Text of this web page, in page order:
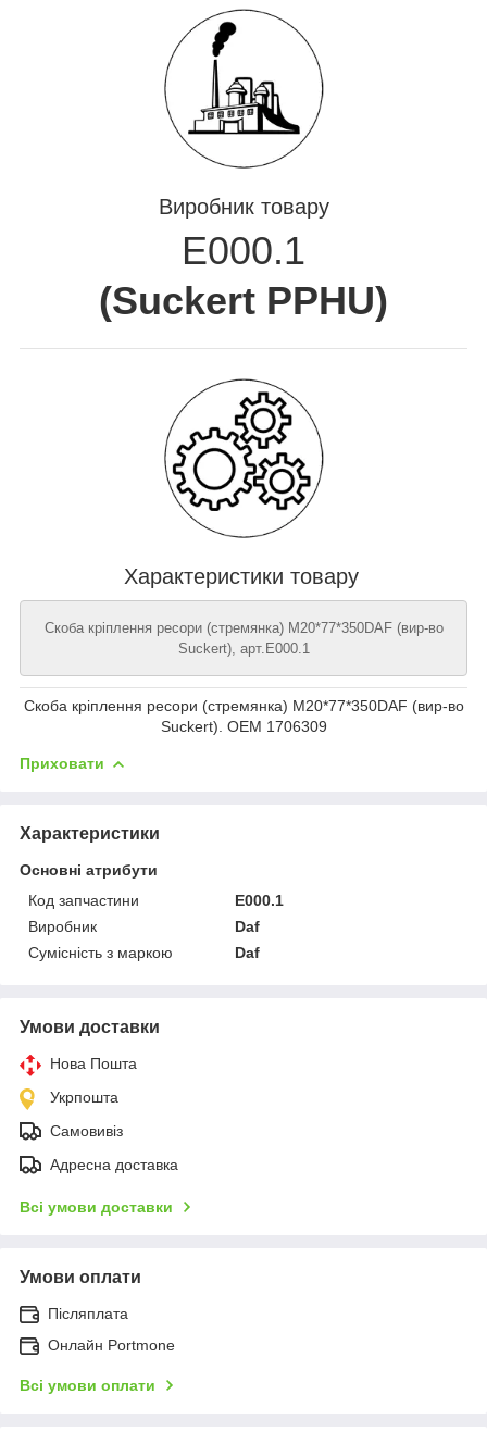
Виробник товару
E000.1
(Suckert PPHU)
Характеристики товару
Скоба кріплення ресори (стремянка) М20*77*350DAF (вир-во
Suckert), арт.E000.1
Скоба кріплення ресори (стремянка) М20*77*350DAF (вир-во
Suckert). OEM 1706309
Приховати
Характеристики
Основні атрибути
Код запчастини
E000.1
Виробник
Daf
Сумісність з маркою
Daf
Умови доставки
Нова Пошта
Укрпошта
Самовивіз
Адресна доставка
Всі умови доставки
Умови оплати
Післяплата
Онлайн Portmone
Всі умови оплати